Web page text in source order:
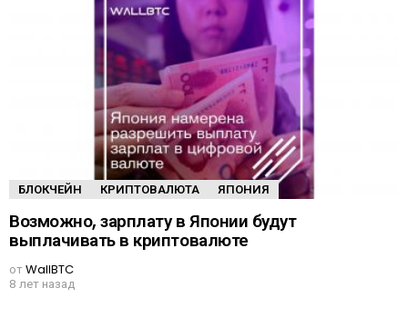
БЛОКЧЕЙН КРИПТОВАЛЮТА ЯПОНИЯ
Возможно, зарплату в Японии будут
выплачивать в криптовалюте
отWallBTC
8 лет назад